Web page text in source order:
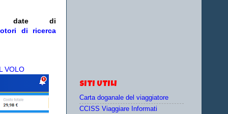
date di
di ricerca
VOLO
SITI UTILI
Carta doganale del viaggiatore
CCISS Viaggiare Informati